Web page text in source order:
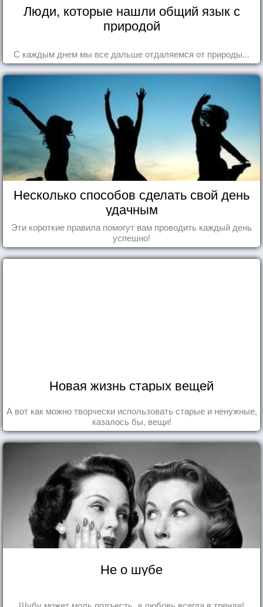
Люди, которые нашли общий язык с
природой
С каждым днем мы все дальше отдаляемся от природы...
Несколько способов сделать свой день
удачным
Эти короткие правила помогут вам проводить каждый день
успешно!
Новая жизнь старых вещей
А вот как можно творчески использовать старые и ненужные,
казалось бы, вещи!
Не о шубе